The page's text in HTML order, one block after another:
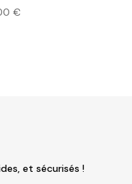
€
et sécurisés !